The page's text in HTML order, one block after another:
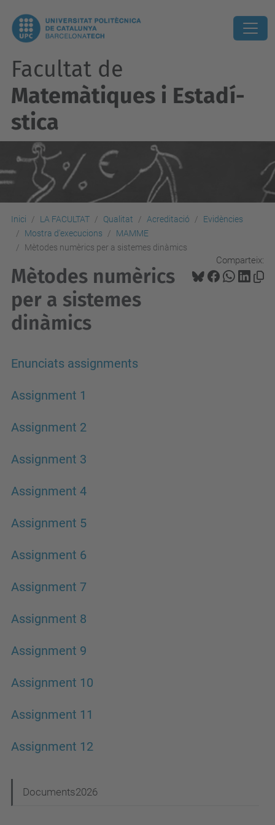
Facultat de
Matemàtiques i Estadí­
stica
Inici LA FACULTAT Qualitat Acreditació
Evidències
Mostra d'execucions
MAMME
Mètodes numèrics per a sistemes dinàmics
Comparteix:
Mètodes numèrics
per a sistemes
dinàmics
Enunciats assignments
Assignment 1
Assignment 2
Assignment 3
Assignment 4
Assignment 5
Assignment 6
Assignment 7
Assignment 8
Assignment 9
Assignment 10
Assignment 11
Assignment 12
Documents2026